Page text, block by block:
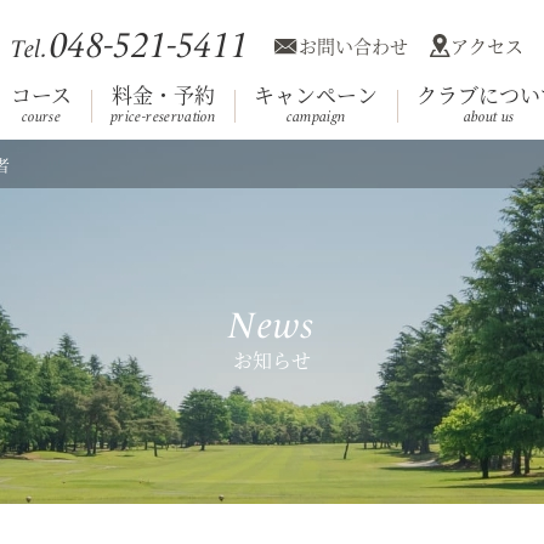
Tel.048-521-5411 お問い合わせ アクセス
コース
course
コース ホール
料金・予約
price-reservation
キャンペーン
campaign
クラブにつ
about us
利用規約 クラブ概
施設案内
競技日程 会員へのお知
News
お知らせ